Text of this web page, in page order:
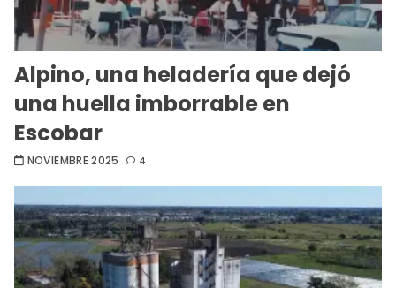
Alpino, una heladería que dejó
una huella imborrable en
Escobar
NOVIEMBRE 2025 4